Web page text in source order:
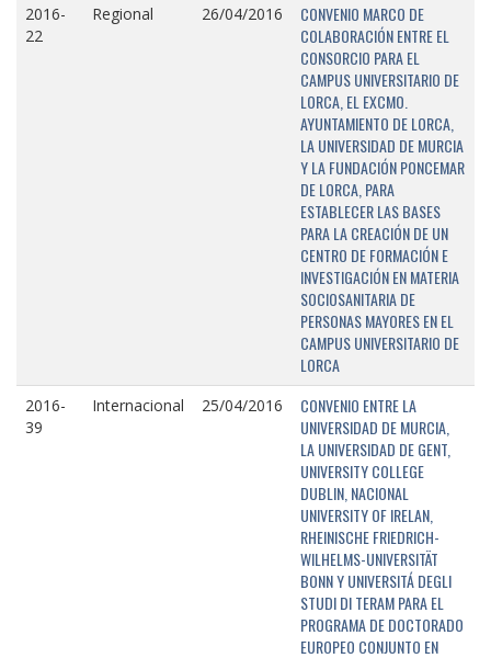
2016-
22
Regional 26/04/2016
CONVENIO MARCO DE
COLABORACIÓN ENTRE EL
CONSORCIO PARA EL
CAMPUS UNIVERSITARIO DE
LORCA, EL EXCMO.
AYUNTAMIENTO DE LORCA,
LA UNIVERSIDAD DE MURCIA
Y LA FUNDACIÓN PONCEMAR
DE LORCA, PARA
ESTABLECER LAS BASES
PARA LA CREACIÓN DE UN
CENTRO DE FORMACIÓN E
INVESTIGACIÓN EN MATERIA
SOCIOSANITARIA DE
PERSONAS MAYORES EN EL
CAMPUS UNIVERSITARIO DE
LORCA
2016-
39
Internacional 25/04/2016
CONVENIO ENTRE LA
UNIVERSIDAD DE MURCIA,
LA UNIVERSIDAD DE GENT,
UNIVERSITY COLLEGE
DUBLIN, NACIONAL
UNIVERSITY OF IRELAN,
RHEINISCHE FRIEDRICH-
WILHELMS-UNIVERSITÄT
BONN Y UNIVERSITÁ DEGLI
STUDI DI TERAM PARA EL
PROGRAMA DE DOCTORADO
EUROPEO CONJUNTO EN